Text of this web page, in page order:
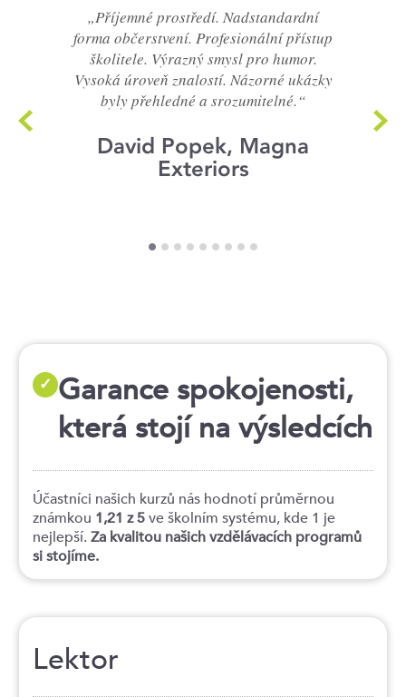
„Příjemné prostředí. Nadstandardní
forma občerstvení. Profesionální přístup
školitele. Výrazný smysl pro humor.
Vysoká úroveň znalostí. Názorné ukázky
byly přehledné a srozumitelné.“
David Popek, Magna
Exteriors
✓ Garance spokojenosti,
která stojí na výsledcích
Účastníci našich kurzů nás hodnotí průměrnou
známkou 1,21 z 5ve školním systému, kde 1 je
nejlepší. Za kvalitou našich vzdělávacích programů
si stojíme.
Lektor